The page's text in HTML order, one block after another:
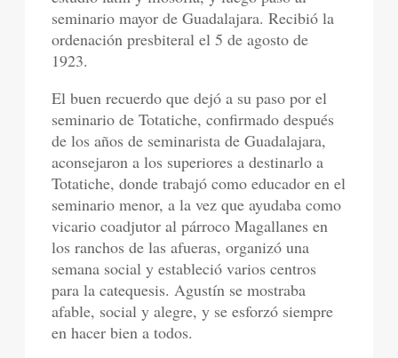
seminario mayor de Guadalajara. Recibió la
ordenación presbiteral el 5 de agosto de
1923.
El buen recuerdo que dejó a su paso por el
seminario de Totatiche, confirmado después
de los años de seminarista de Guadalajara,
aconsejaron a los superiores a destinarlo a
Totatiche, donde trabajó como educador en el
seminario menor, a la vez que ayudaba como
vicario coadjutor al párroco Magallanes en
los ranchos de las afueras, organizó una
semana social y estableció varios centros
para la catequesis. Agustín se mostraba
afable, social y alegre, y se esforzó siempre
en hacer bien a todos.